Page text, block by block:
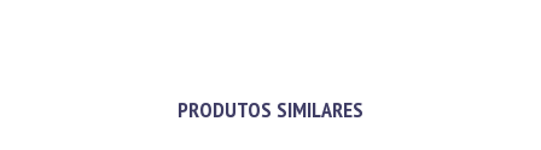
PRODUTOS SIMILARES